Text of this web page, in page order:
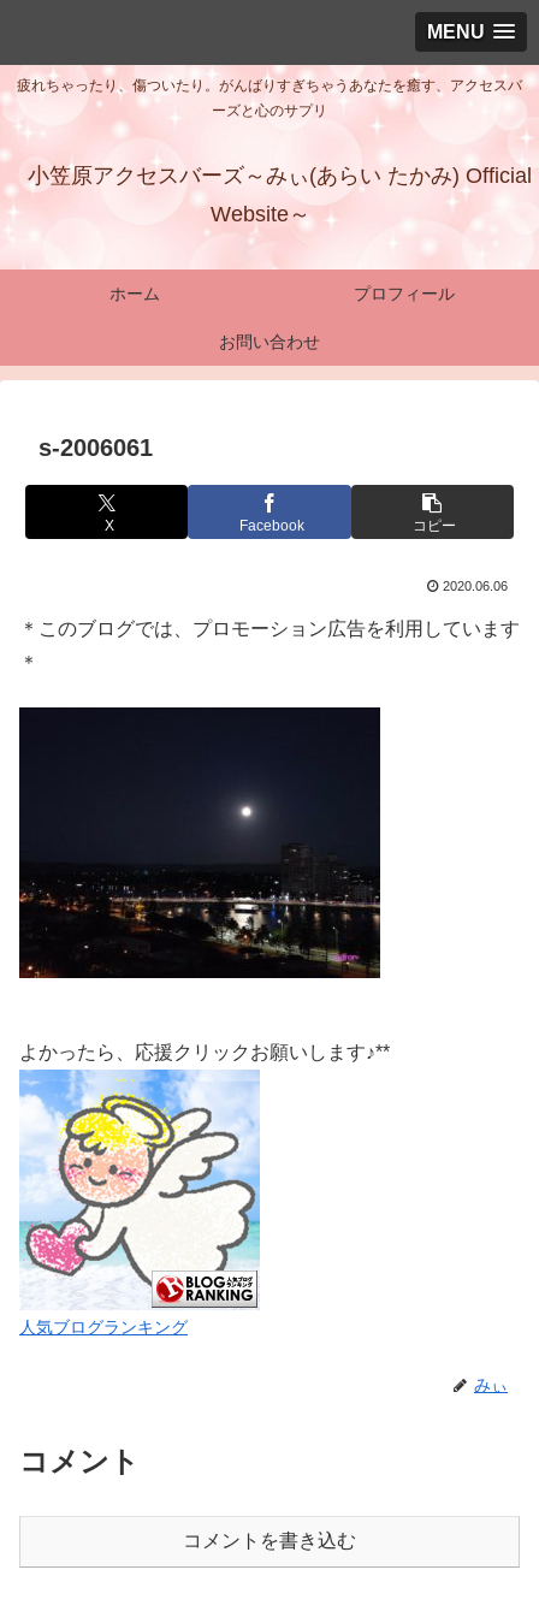
MENU
疲れちゃったり、傷ついたり。がんばりすぎちゃうあなたを癒す、アクセスバ
ーズと心のサプリ
小笠原アクセスバーズ～みぃ(あらい たかみ) Official
Website～
ホーム プロフィール
お問い合わせ
s-2006061
X Facebook コピー
2020.06.06
＊このブログでは、プロモーション広告を利用しています
＊
よかったら、応援クリックお願いします♪**
人気ブログランキング
みぃ
コメント
コメントを書き込む